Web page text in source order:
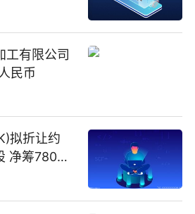
精密
工有限公司
民币
拟折让约
净筹780万